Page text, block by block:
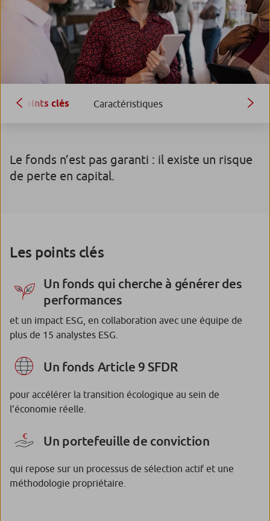
Points clés Caractéristiques
Le fonds n’est pas garanti : il existe un risque
de perte en capital.
Les points clés
Un fonds qui cherche à générer des
performances
et un impact ESG, en collaboration avec une équipe de
plus de 15 analystes ESG.
Un fonds Article 9 SFDR
pour accélérer la transition écologique au sein de
l’économie réelle.
Un portefeuille de conviction
qui repose sur un processus de sélection actif et une
méthodologie propriétaire.